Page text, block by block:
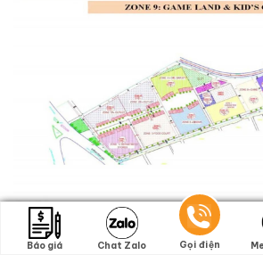
Mặt bằng dự án Diyas SS1
Báo giá Chat Zalo Gọi điện
Báo giá Chat Zalo Gọi điện